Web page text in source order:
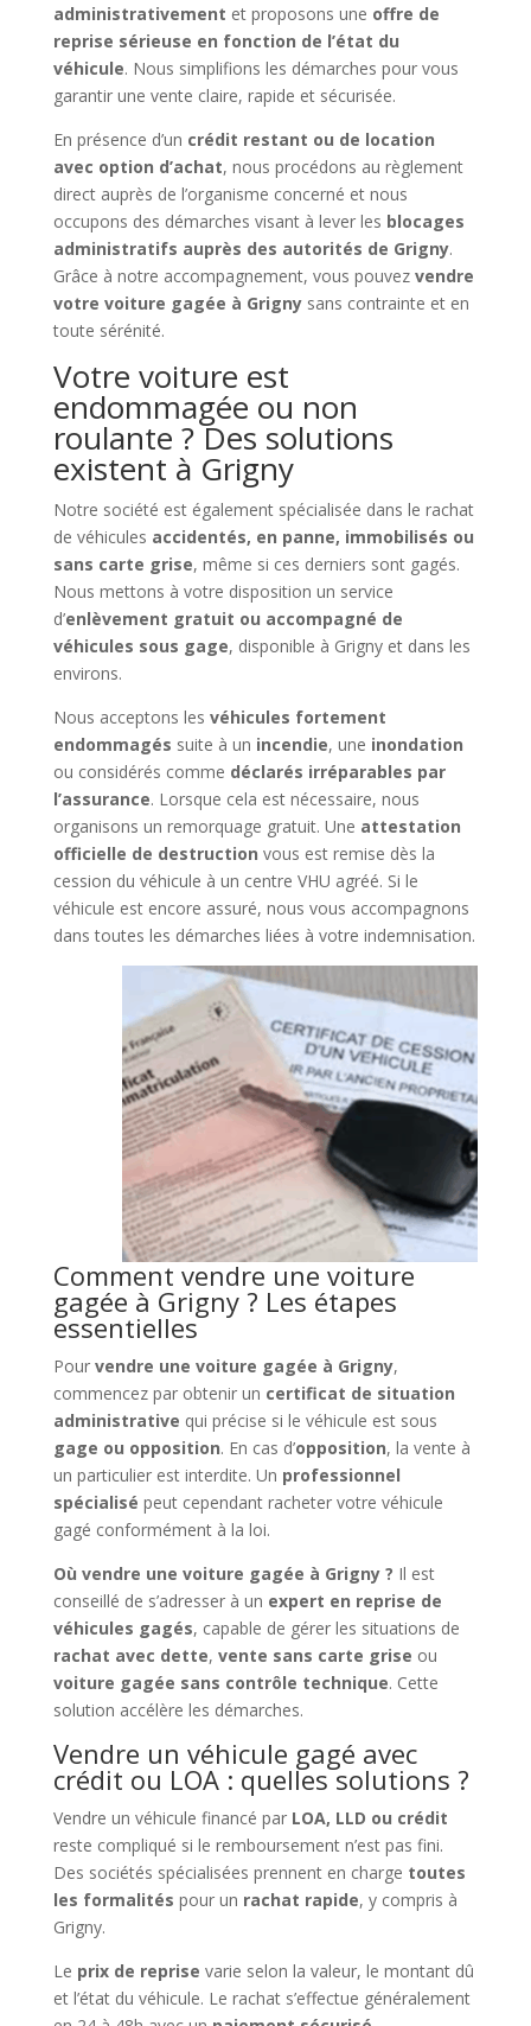
administrativement et proposons une offre de
reprise sérieuse en fonction de l’état du
véhicule. Nous simplifions les démarches pour vous
garantir une vente claire, rapide et sécurisée.
En présence d’un crédit restant ou de location
avec option d’achat, nous procédons au règlement
direct auprès de l’organisme concerné et nous
occupons des démarches visant à lever les blocages
administratifs auprès des autorités de Grigny.
Grâce à notre accompagnement, vous pouvez vendre
votre voiture gagée à Grignysans contrainte et en
toute sérénité.
Votre voiture est
endommagée ou non
roulante ? Des solutions
existent à Grigny
Notre société est également spécialisée dans le rachat
de véhicules accidentés, en panne, immobilisés ou
sans carte grise, même si ces derniers sont gagés.
Nous mettons à votre disposition un service
d’enlèvement gratuit ou accompagné de
véhicules sous gage, disponible à Grigny et dans les
environs.
Nous acceptons les véhicules fortement
endommagés suite à un incendie, une inondation
ou considérés comme déclarés irréparables par
l’assurance. Lorsque cela est nécessaire, nous
organisons un remorquage gratuit. Une attestation
officielle de destruction vous est remise dès la
cession du véhicule à un centre VHU agréé. Si le
véhicule est encore assuré, nous vous accompagnons
dans toutes les démarches liées à votre indemnisation.
Comment vendre une voiture
gagée à Grigny ? Les étapes
essentielles
Pour vendre une voiture gagée à Grigny,
commencez par obtenir un certificat de situation
administrative qui précise si le véhicule est sous
gage ou opposition. En cas d’opposition, la vente à
un particulier est interdite. Un professionnel
spécialisé peut cependant racheter votre véhicule
gagé conformément à la loi.
Où vendre une voiture gagée à Grigny ? Il est
conseillé de s’adresser à un expert en reprise de
véhicules gagés, capable de gérer les situations de
rachat avec dette, vente sans carte grise ou
voiture gagée sans contrôle technique. Cette
solution accélère les démarches.
Vendre un véhicule gagé avec
crédit ou LOA : quelles solutions ?
Vendre un véhicule financé par LOA, LLD ou crédit
reste compliqué si le remboursement n’est pas fini.
Des sociétés spécialisées prennent en charge toutes
les formalités pour un rachat rapide, y compris à
Grigny.
Le prix de reprise varie selon la valeur, le montant dû
et l’état du véhicule. Le rachat s’effectue généralement